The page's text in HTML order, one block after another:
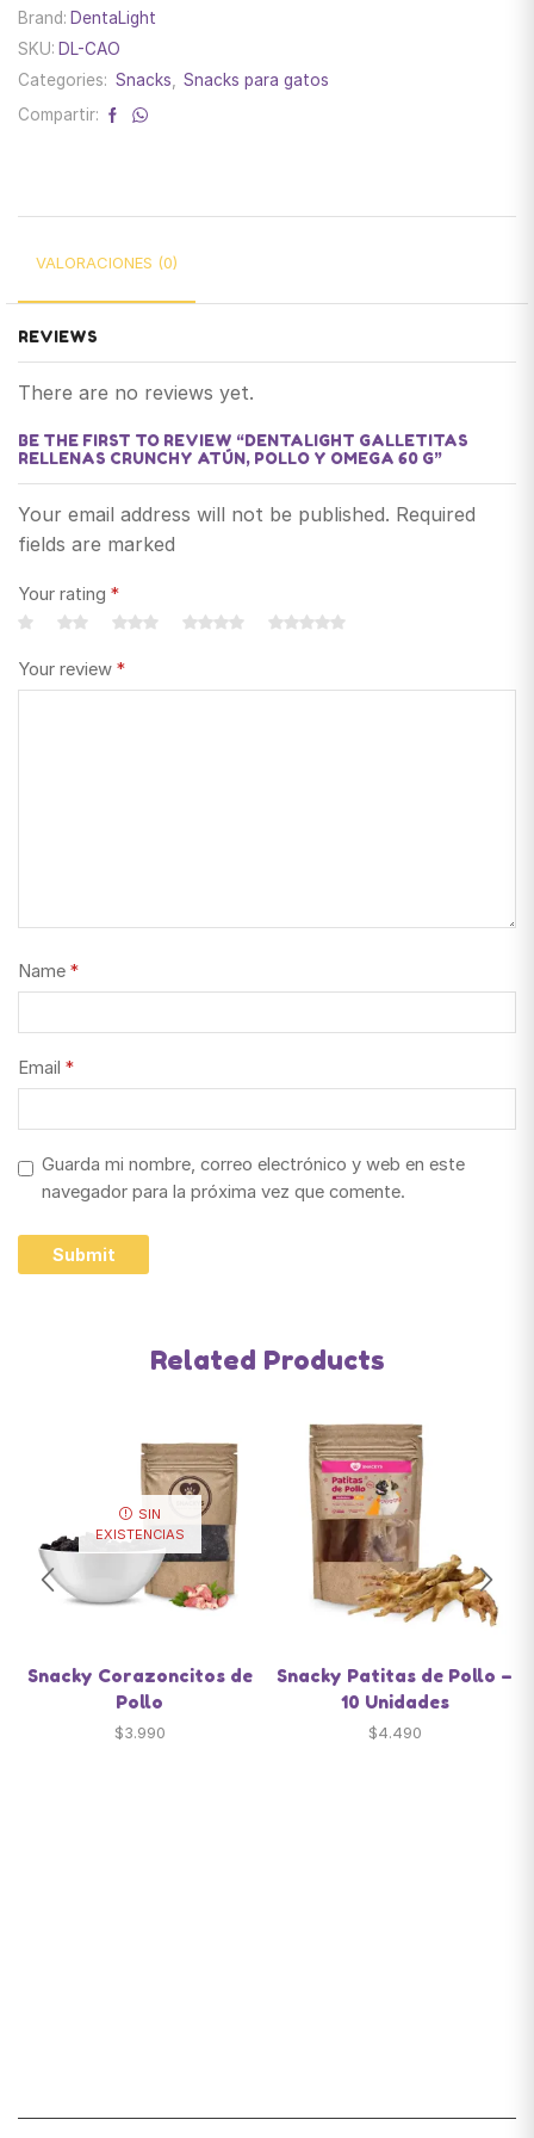
Brand: DentaLight
SKU: DL-CAO
Categories: Snacks
Snacks para gatos
Compartir:
VALORACIONES (0)
REVIEWS
There are no reviews yet.
BE THE FIRST TO REVIEW “DENTALIGHT GALLETITAS
RELLENAS CRUNCHY ATÚN, POLLO Y OMEGA 60 G”
Your email address will not be published. Required
fields are marked
Your rating *
Your review *
Name *
Email *
Guarda mi nombre, correo electrónico y web en este
navegador para la próxima vez que comente.
Related Products
SIN
EXISTENCIAS
Snacky Corazoncitos de
Pollo
$3.990
Snacky Patitas de Pollo –
10 Unidades
$4.490